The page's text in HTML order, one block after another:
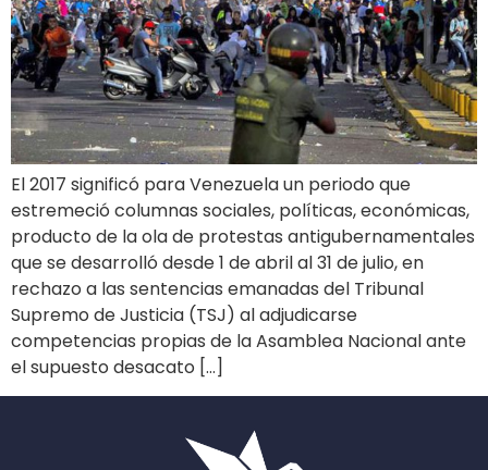
El 2017 significó para Venezuela un periodo que
estremeció columnas sociales, políticas, económicas,
producto de la ola de protestas antigubernamentales
que se desarrolló desde 1 de abril al 31 de julio, en
rechazo a las sentencias emanadas del Tribunal
Supremo de Justicia (TSJ) al adjudicarse
competencias propias de la Asamblea Nacional ante
el supuesto desacato […]